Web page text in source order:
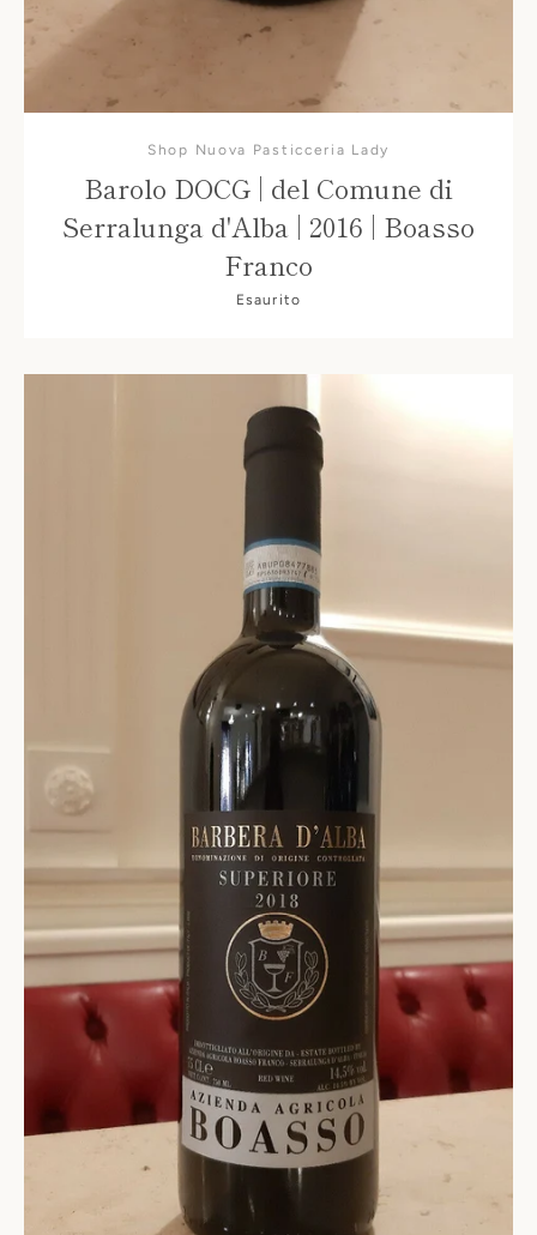
Shop Nuova Pasticceria Lady
Barolo DOCG | del Comune di
Serralunga d'Alba | 2016 | Boasso
Franco
Esaurito